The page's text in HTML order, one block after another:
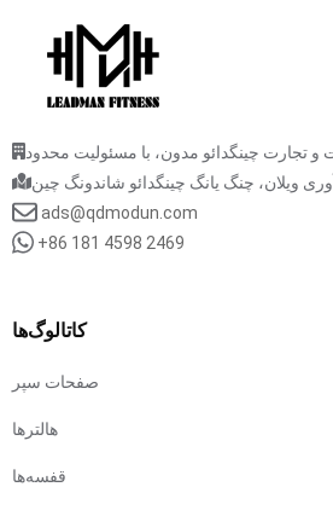
چینگدائو مدون، با مسئولیت محدود
ads@qdmodun.com
+86 181 4598 2469
کاتالوگ‌ها
صفحات سپر
هالترها
قفسه‌ها